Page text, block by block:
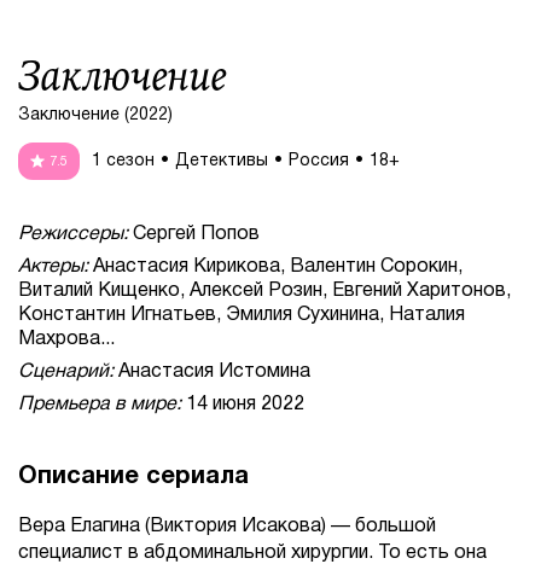
Заключение
Заключение (2022)
7.5 1 сезон Детективы Россия 18+
Режиссеры:Сергей Попов
Актеры:Анастасия Кирикова, Валентин Сорокин,
Виталий Кищенко, Алексей Розин, Евгений Харитонов,
Константин Игнатьев, Эмилия Сухинина, Наталия
Махрова...
Сценарий:Анастасия Истомина
Премьера в мире:14 июня 2022
Описание сериала
Вера Елагина (Виктория Исакова) — большой
специалист в абдоминальной хирургии. То есть она